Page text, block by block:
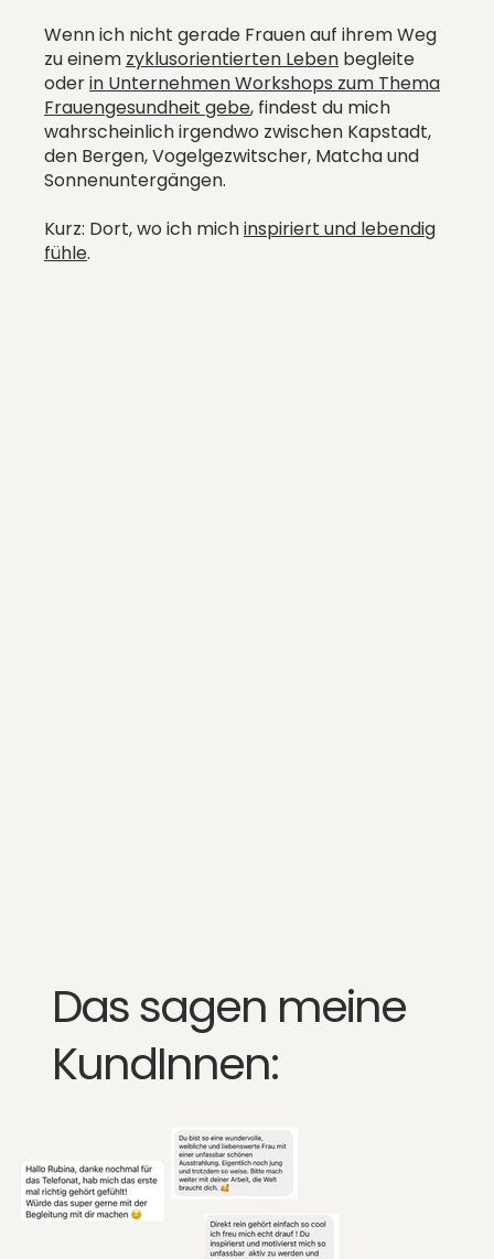
Wenn ich nicht gerade Frauen auf ihrem Weg
zu einem zyklusorientierten Leben begleite
oderin Unternehmen Workshops zum Thema
Frauengesundheit gebe, findest du mich
wahrscheinlich irgendwo zwischen Kapstadt,
den Bergen, Vogelgezwitscher, Matcha und
Sonnenuntergängen.
Kurz: Dort, wo ich michinspiriert und lebendig
fühle.
Das sagen meine
KundInnen: